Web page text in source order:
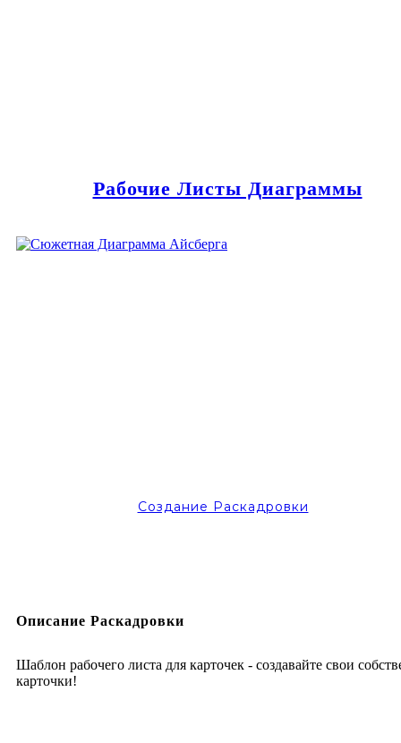
Рабочие Листы Диаграммы
Создание Раскадровки
Описание Раскадровки
Шаблон рабочего листа для карточек - создавайте свои
карточки!